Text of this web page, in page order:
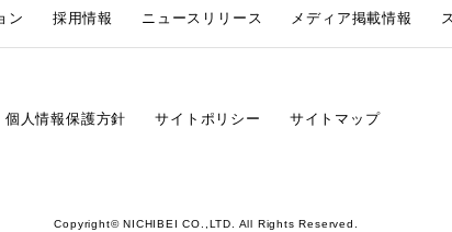
ン
採用情報 ニュースリリース メディア掲載情報
個人情報保護方針 サイトポリシー サイトマップ
Copyright© NICHIBEI CO.,LTD. All Rights Reserved.